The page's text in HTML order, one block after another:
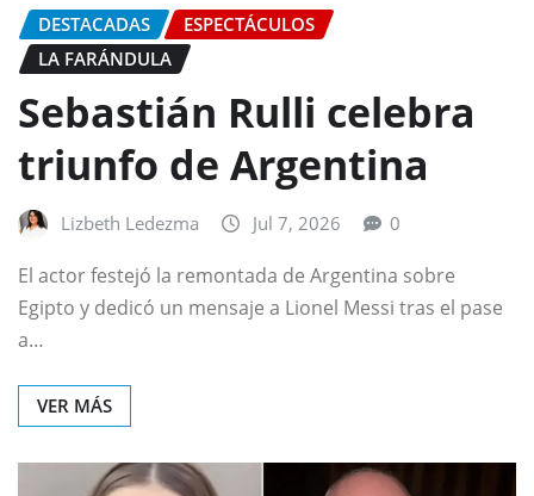
DESTACADAS
ESPECTÁCULOS
LA FARÁNDULA
Sebastián Rulli celebra
triunfo de Argentina
Lizbeth Ledezma Jul 7, 2026 0
El actor festejó la remontada de Argentina sobre
Egipto y dedicó un mensaje a Lionel Messi tras el pase
a…
VER MÁS